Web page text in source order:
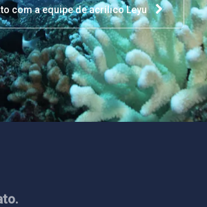
com a equipe de acrílico Leyu